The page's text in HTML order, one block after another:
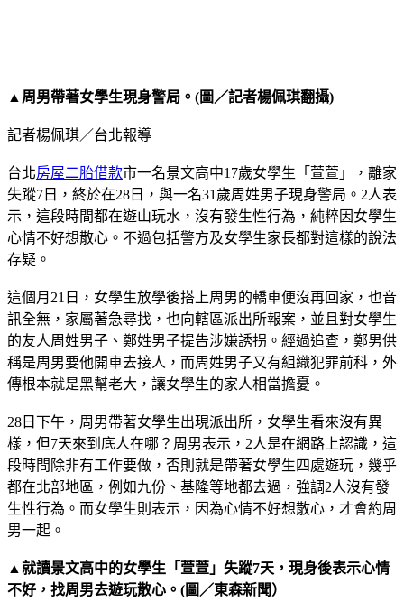
▲周男帶著女學生現身警局。(圖／記者楊佩琪翻攝)
記者楊佩琪／台北報導
台北房屋二胎借款市一名景文高中17歲女學生「萱萱」，離家
失蹤7日，終於在28日，與一名31歲周姓男子現身警局。2人表
示，這段時間都在遊山玩水，沒有發生性行為，純粹因女學生
心情不好想散心。不過包括警方及女學生家長都對這樣的說法
存疑。
這個月21日，女學生放學後搭上周男的轎車便沒再回家，也音
訊全無，家屬著急尋找，也向轄區派出所報案，並且對女學生
的友人周姓男子、鄭姓男子提告涉嫌誘拐。經過追查，鄭男供
稱是周男要他開車去接人，而周姓男子又有組織犯罪前科，外
傳根本就是黑幫老大，讓女學生的家人相當擔憂。
28日下午，周男帶著女學生出現派出所，女學生看來沒有異
樣，但7天來到底人在哪？周男表示，2人是在網路上認識，這
段時間除非有工作要做，否則就是帶著女學生四處遊玩，幾乎
都在北部地區，例如九份、基隆等地都去過，強調2人沒有發
生性行為。而女學生則表示，因為心情不好想散心，才會約周
男一起。
▲就讀景文高中的女學生「萱萱」失蹤7天，現身後表示心情
不好，找周男去遊玩散心。(圖／東森新聞）